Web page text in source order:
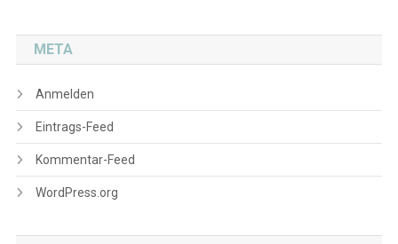
META
Anmelden
Eintrags-Feed
Kommentar-Feed
WordPress.org